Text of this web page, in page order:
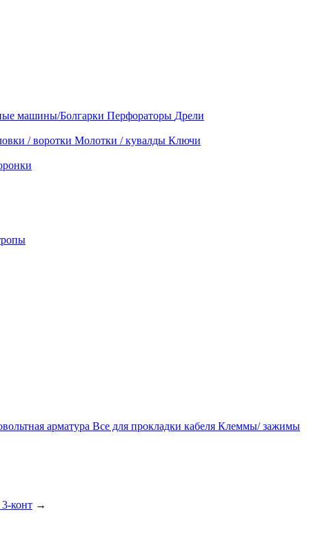
машины/Болгарки Перфораторы Дрели
/ воротки Молотки / кувалды Ключи
арматура Все для прокладки кабеля Клеммы/ зажимы
конт →